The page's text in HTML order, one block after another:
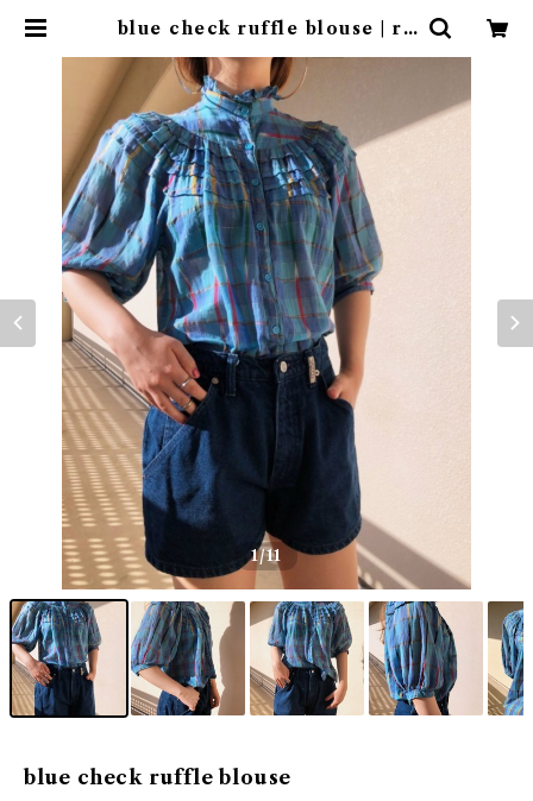
blue check ruffle blouse | ru
1/11
blue check ruffle blouse